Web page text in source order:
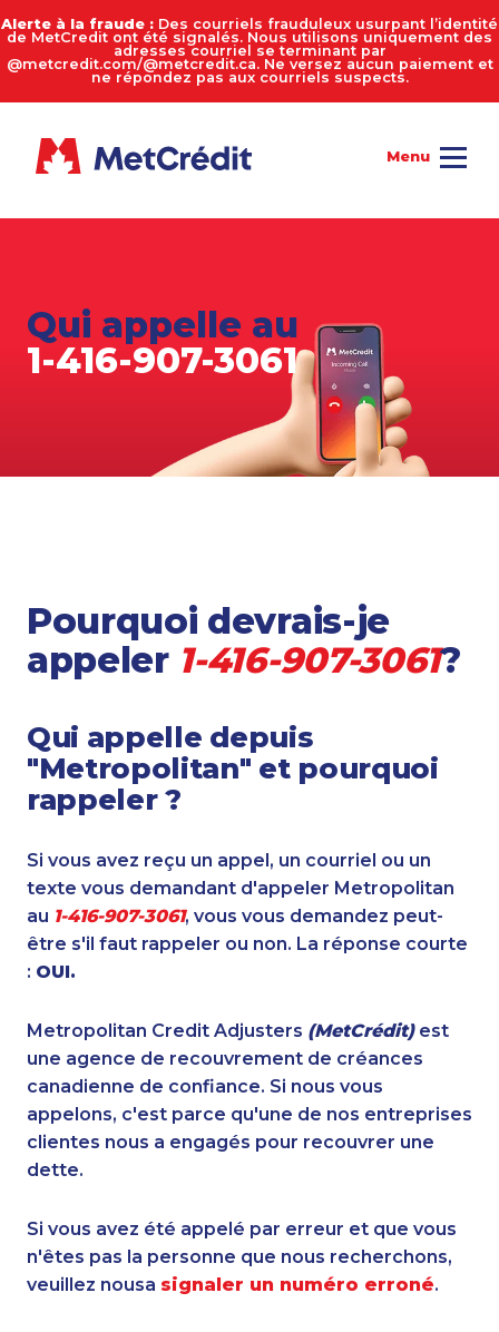
Alerte à la fraude : Des courriels frauduleux usurpant l’identité
de MetCredit ont été signalés. Nous utilisons uniquement des
adresses courriel se terminant par
@metcredit.com/@metcredit.ca. Ne versez aucun paiement et
ne répondez pas aux courriels suspects.
Qui appelle au
1-416-907-3061
Pourquoi devrais-je
appeler 1-416-907-3061?
Qui appelle depuis
"Metropolitan" et pourquoi
rappeler ?
Si vous avez reçu un appel, un courriel ou un
texte vous demandant d'appeler Metropolitan
au 1-416-907-3061, vous vous demandez peut-
être s'il faut rappeler ou non. La réponse courte
: OUI.
Metropolitan Credit Adjusters (MetCrédit)est
une agence de recouvrement de créances
canadienne de confiance. Si nous vous
appelons, c'est parce qu'une de nos entreprises
clientes nous a engagés pour recouvrer une
dette.
Si vous avez été appelé par erreur et que vous
n'êtes pas la personne que nous recherchons,
veuillez nousa signaler un numéro erroné.